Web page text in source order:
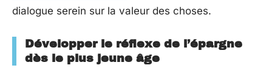
dialogue serein sur la valeur des choses.
Développer le réflexe de l’épargne
dès le plus jeune âge